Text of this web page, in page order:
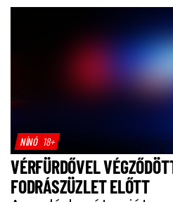
NÍNÓ 18+
VÉRFÜRDŐVEL
FODRÁSZÜZLET ELŐTT